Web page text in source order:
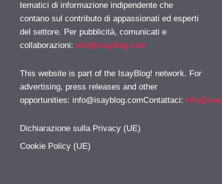
tematici di informazione indipendente che
contano sul contributo di appassionati ed esperti
del settore. Per pubblicità, comunicati e
collaborazioni: info@isayblog.com
This website is part of the IsayBlog! network. For
advertising, press releases and other
opportunities: info@isayblog.comContattaci:
Dichiarazione sulla Privacy (UE)
Cookie Policy (UE)